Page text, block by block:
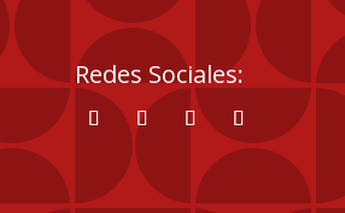
Redes Sociales: